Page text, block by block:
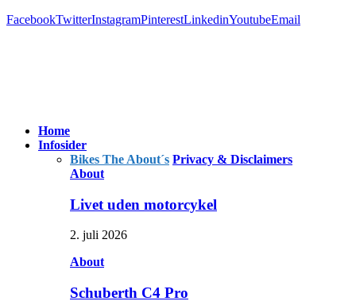
FacebookTwitterInstagramPinterestLinkedinYoutubeEmail
Home
Infosider
Bikes The About´s Privacy & Disclaimers
About
Livet uden motorcykel
2. juli 2026
About
Schuberth C4 Pro